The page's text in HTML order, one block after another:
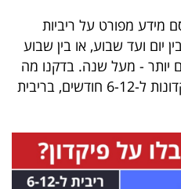
מידע מפורט על ריביות
יום ועד שבוע, או בין שבוע
יותר - מעל שנה. בדקנו מה
מציעים הבנקים השונים בפיקדונות ל-6-12 חודשים, בריבית